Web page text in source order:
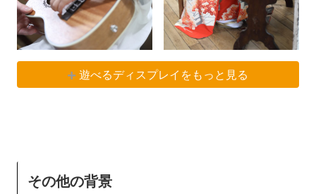
遊べるディスプレイをもっと見る
その他の背景